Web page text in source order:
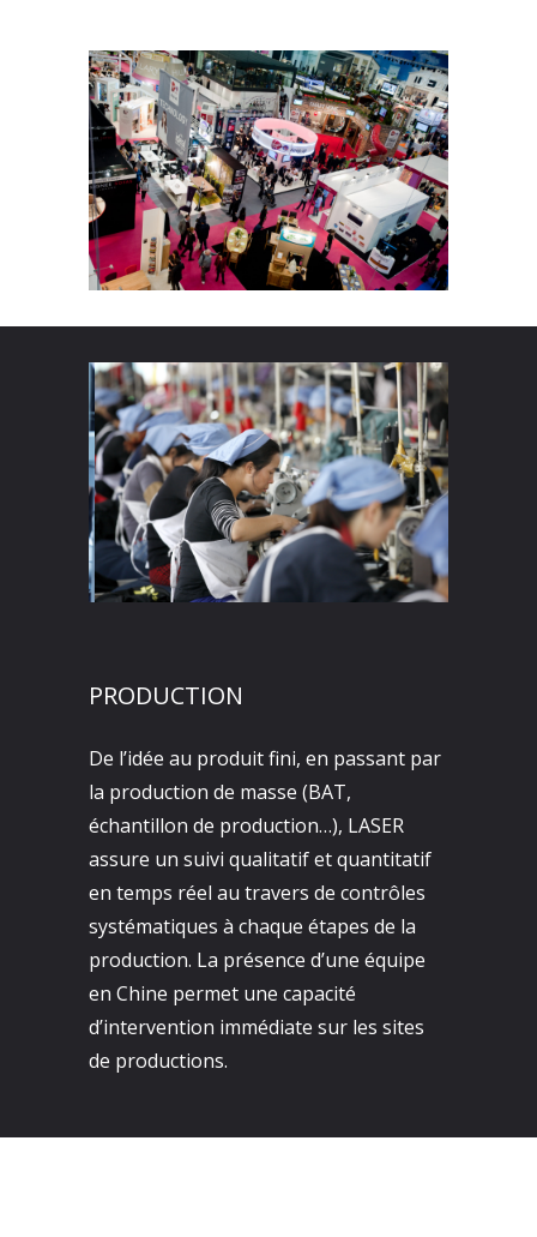
PRODUCTION
De l’idée au produit fini, en passant par
la production de masse (BAT,
échantillon de production…), LASER
assure un suivi qualitatif et quantitatif
en temps réel au travers de contrôles
systématiques à chaque étapes de la
production. La présence d’une équipe
en Chine permet une capacité
d’intervention immédiate sur les sites
de productions.